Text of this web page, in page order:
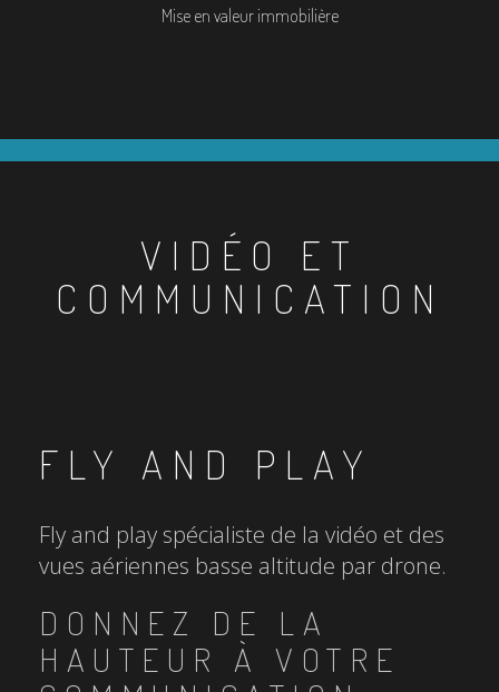
Mise en valeur immobilière
VIDÉO ET
COMMUNICATION
FLY AND PLAY
Fly and play spécialiste de la vidéo et des
vues aériennes basse altitude par drone.
DONNEZ DE LA
HAUTEUR À VOTRE